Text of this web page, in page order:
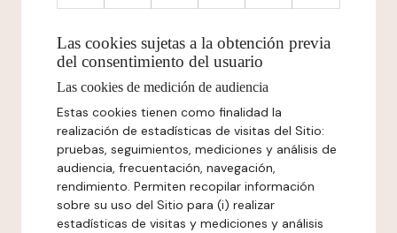
Las cookies sujetas a la obtención previa
del consentimiento del usuario
Las cookies de medición de audiencia
Estas cookies tienen como finalidad la
realización de estadísticas de visitas del Sitio:
pruebas, seguimientos, mediciones y análisis de
audiencia, frecuentación, navegación,
rendimiento. Permiten recopilar información
sobre su uso del Sitio para (i) realizar
estadísticas de visitas y mediciones y análisis